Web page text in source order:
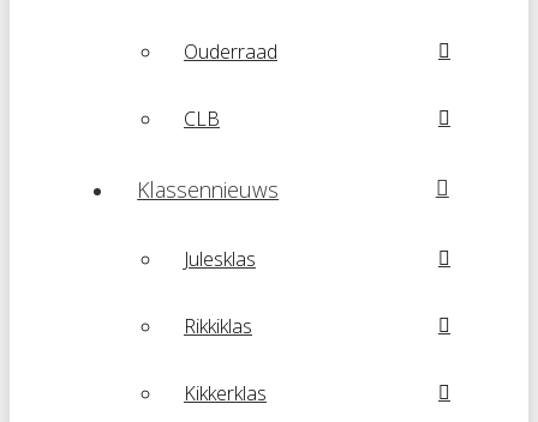
Ouderraad
CLB
Klassennieuws
Julesklas
Rikkiklas
Kikkerklas